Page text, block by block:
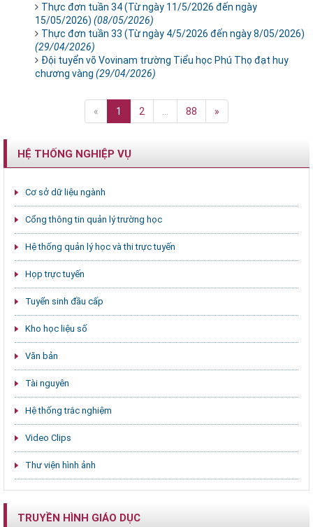
Thực đơn tuần 34 (Từ ngày 11/5/2026 đến ngày
15/05/2026) (08/05/2026)
Thực đơn tuần 33 (Từ ngày 4/5/2026 đến ngày 8/05/2026)
(29/04/2026)
Đội tuyển võ Vovinam trường Tiểu học Phú Thọ đạt huy
chương vàng (29/04/2026)
« 1 2 88 »
HỆ THỐNG NGHIỆP VỤ
Cơ sở dữ liệu ngành
Cổng thông tin quản lý trường học
Hệ thống quản lý học và thi trực tuyến
Họp trực tuyến
Tuyển sinh đầu cấp
Kho học liệu số
Văn bản
Tài nguyên
Hệ thống trắc nghiệm
Video Clips
Thư viện hình ảnh
TRUYỀN HÌNH GIÁO DỤC